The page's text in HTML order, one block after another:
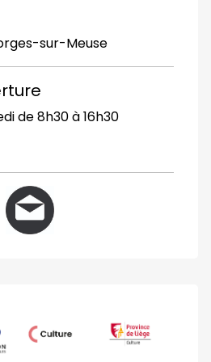
sur-Meuse
de 8h30 à 16h30